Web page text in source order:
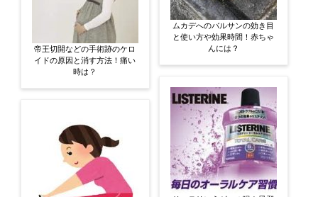
帝王切開などの手術跡のケロ
イドの原因と消す方法！痛い
時は？
ムカデへのバルサンの効き目
と使い方や効果時間！赤ちゃ
んには？